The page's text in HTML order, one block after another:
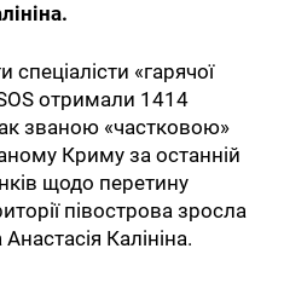
спеціалісти «гарячої
отримали 1414
званою «частковою»
Криму за останній
щодо перетину
півострова зросла
Калініна.